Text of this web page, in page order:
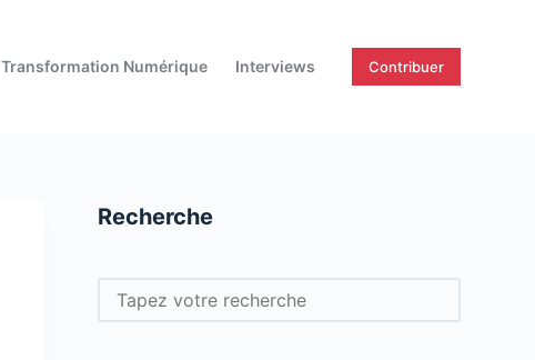
Transformation Numérique Interviews Contribuer
Recherche
Rechercher